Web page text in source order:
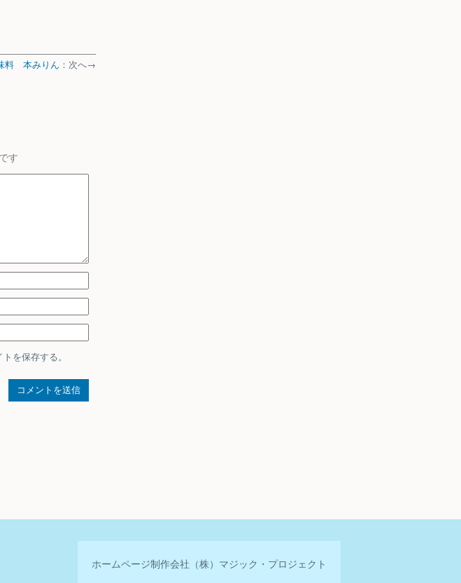
料 本みりん ：次へ→
す
を保存する。
ホームページ制作会社 （株）マジック・プロジェクト